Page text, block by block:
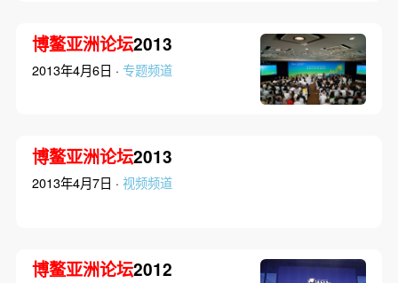
博鳌亚洲论坛2013
2013年4月6日 · 专题频道
博鳌亚洲论坛2013
2013年4月7日 · 视频频道
博鳌亚洲论坛2012